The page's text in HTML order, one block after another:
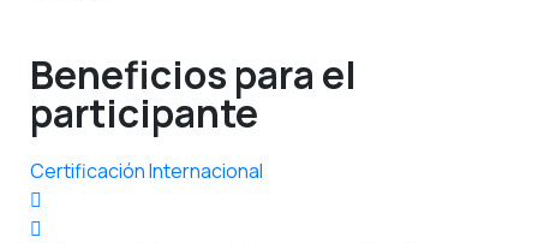
Beneficios para el
participante
Certificación Internacional